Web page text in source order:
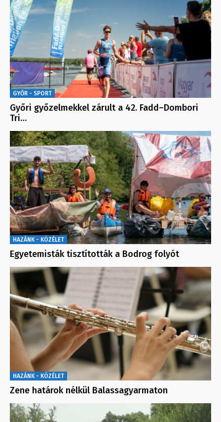
GYŐR - SPORT
Győri győzelmekkel zárult a 42. Fadd–Dombori
Tri…
HAZÁNK - KÖZÉLET
Egyetemisták tisztították a Bodrog folyót
HAZÁNK - KÖZÉLET
Zene határok nélkül Balassagyarmaton